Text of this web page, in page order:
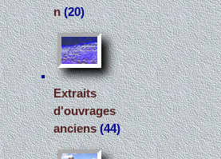
n(20)
Extraits
d'ouvrages
anciens(44)